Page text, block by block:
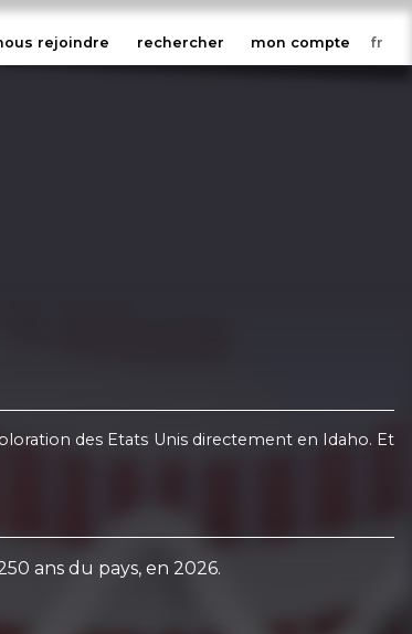
rejoindre rechercher mon compte
des Etats Unis directement en Idaho. Et
ans du pays, en 2026.